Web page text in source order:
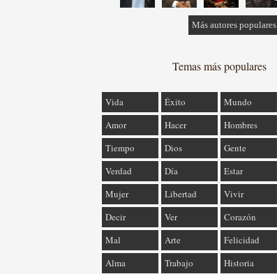
Más autores populares
Temas más populares
Vida Éxito Mundo
Amor
Hacer Hombres
Tiempo
Dios Gente
Verdad
Día Estar
Mujer
Libertad Vivir
Decir
Ver Corazón
Mal
Arte Felicidad
Alma
Trabajo Historia